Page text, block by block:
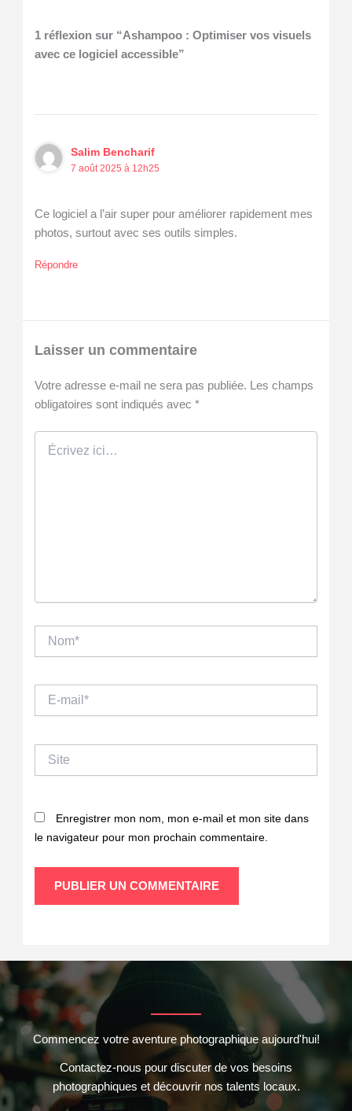
1 réflexion sur “Ashampoo : Optimiser vos visuels
avec ce logiciel accessible”
Salim Bencharif
7 août 2025 à 12h25
Ce logiciel a l’air super pour améliorer rapidement mes
photos, surtout avec ses outils simples.
Répondre
Laisser un commentaire
Votre adresse e-mail ne sera pas publiée.
Les champs
obligatoires sont indiqués avec *
ici…
mail*
Enregistrer mon nom, mon e-mail et mon site dans
le navigateur pour mon prochain commentaire.
Commencez votre aventure photographique aujourd'hui!
Contactez-nous pour discuter de vos besoins
photographiques et découvrir nos talents locaux.